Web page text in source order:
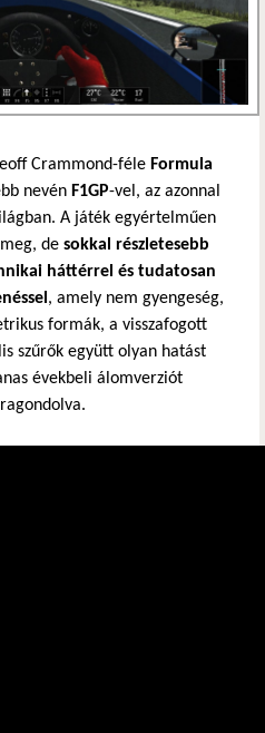
Crammond-féle Formula
nevén F1GP-vel, az azonnal
A játék egyértelműen
de sokkal részletesebb
háttérrel és tudatosan
, amely nem gyengeség,
formák, a visszafogott
szűrők együtt olyan hatást
évekbeli álomverziót